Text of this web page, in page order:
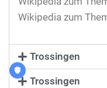
Wikipedia zum
Trossingen
Trossingen